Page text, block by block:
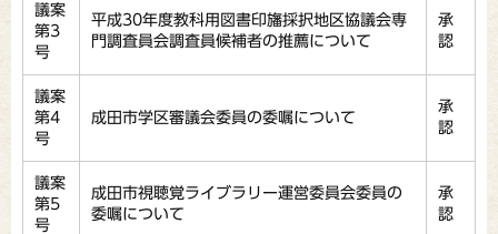
議案
第3
号
平成30年度教科用図書印旛採択地区協議会専
門調査員会調査員候補者の推薦について
承
認
議案
第4
号
成田市学区審議会委員の委嘱について
承
認
議案
第5
号
成田市視聴覚ライブラリー運営委員会委員の
委嘱について
承
認